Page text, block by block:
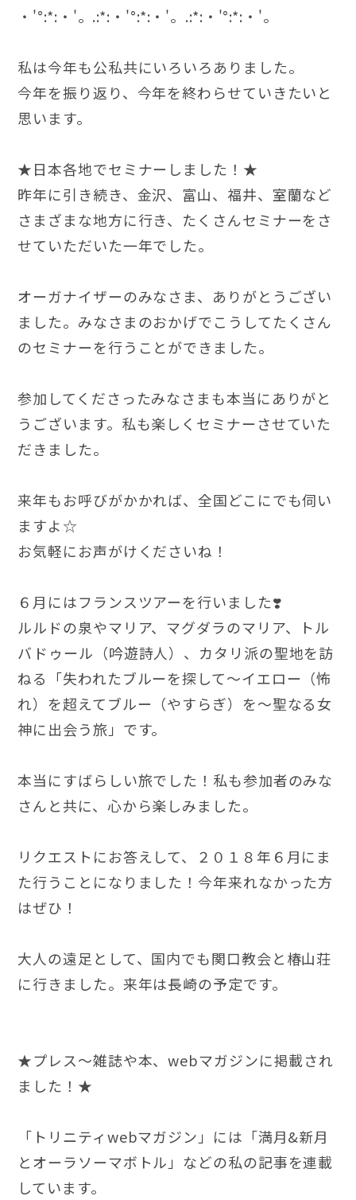
・'°:*:・'。.:*:・'°:*:・'。.:*:・'°:*:・'。
私は今年も公私共にいろいろありました。
今年を振り返り、今年を終わらせていきたいと
思います。
★日本各地でセミナーしました！★
昨年に引き続き、金沢、富山、福井、室蘭など
さまざまな地方に行き、たくさんセミナーをさ
せていただいた一年でした。
オーガナイザーのみなさま、ありがとうござい
ました。みなさまのおかげでこうしてたくさん
のセミナーを行うことができました。
参加してくださったみなさまも本当にありがと
うございます。私も楽しくセミナーさせていた
だきました。
来年もお呼びがかかれば、全国どこにでも伺い
ますよ☆
お気軽にお声がけくださいね！
６月にはフランスツアーを行いました❣️
ルルドの泉やマリア、マグダラのマリア、トル
バドゥール（吟遊詩人）、カタリ派の聖地を訪
ねる「失われたブルーを探して〜イエロー（怖
れ）を超えてブルー（やすらぎ）を〜聖なる女
神に出会う旅」です。
本当にすばらしい旅でした！私も参加者のみな
さんと共に、心から楽しみました。
リクエストにお答えして、２０１８年６月にま
た行うことになりました！今年来れなかった方
はぜひ！
大人の遠足として、国内でも関口教会と椿山荘
に行きました。来年は長崎の予定です。
★プレス〜雑誌や本、webマガジンに掲載され
ました！★
「トリニティwebマガジン」には「満月&新月
とオーラソーマボトル」などの私の記事を連載
しています。